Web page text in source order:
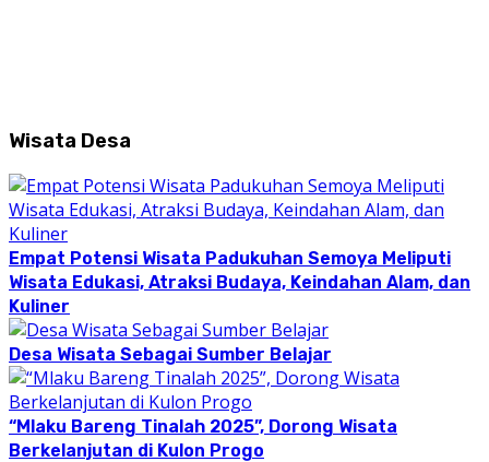
Wisata Desa
Empat Potensi Wisata Padukuhan Semoya Meliputi
Wisata Edukasi, Atraksi Budaya, Keindahan Alam, dan
Kuliner
Desa Wisata Sebagai Sumber Belajar
“Mlaku Bareng Tinalah 2025”, Dorong Wisata
Berkelanjutan di Kulon Progo